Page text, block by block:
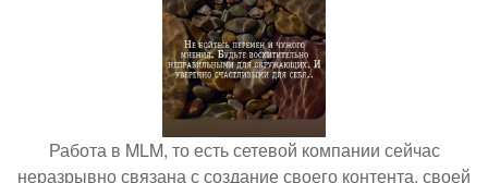
Работа в MLM, то есть сетевой компании сейчас
неразрывно связана с создание своего контента, своей